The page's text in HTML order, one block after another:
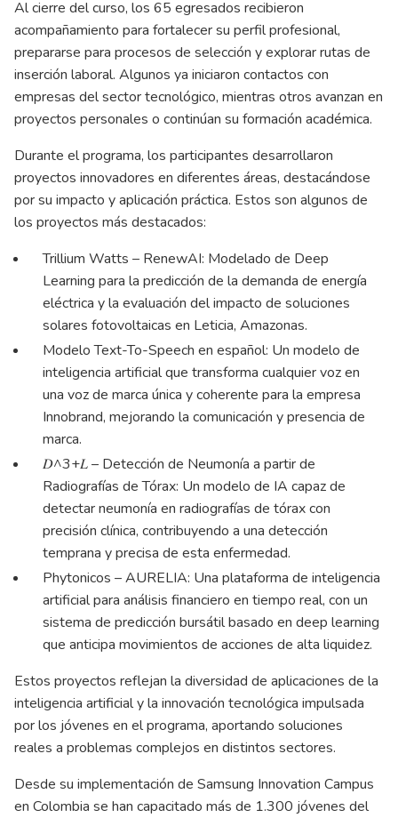
Al cierre del curso, los 65 egresados recibieron
acompañamiento para fortalecer su perfil profesional,
prepararse para procesos de selección y explorar rutas de
inserción laboral. Algunos ya iniciaron contactos con
empresas del sector tecnológico, mientras otros avanzan en
proyectos personales o continúan su formación académica.
Durante el programa, los participantes desarrollaron
proyectos innovadores en diferentes áreas, destacándose
por su impacto y aplicación práctica. Estos son algunos de
los proyectos más destacados:
Trillium Watts – RenewAI: Modelado de Deep
Learning para la predicción de la demanda de energía
eléctrica y la evaluación del impacto de soluciones
solares fotovoltaicas en Leticia, Amazonas.
Modelo Text-To-Speech en español: Un modelo de
inteligencia artificial que transforma cualquier voz en
una voz de marca única y coherente para la empresa
Innobrand, mejorando la comunicación y presencia de
marca.
𝐷^3+𝐿 – Detección de Neumonía a partir de
Radiografías de Tórax: Un modelo de IA capaz de
detectar neumonía en radiografías de tórax con
precisión clínica, contribuyendo a una detección
temprana y precisa de esta enfermedad.
Phytonicos – AURELIA: Una plataforma de inteligencia
artificial para análisis financiero en tiempo real, con un
sistema de predicción bursátil basado en deep learning
que anticipa movimientos de acciones de alta liquidez.
Estos proyectos reflejan la diversidad de aplicaciones de la
inteligencia artificial y la innovación tecnológica impulsada
por los jóvenes en el programa, aportando soluciones
reales a problemas complejos en distintos sectores.
Desde su implementación de Samsung Innovation Campus
en Colombia se han capacitado más de 1.300 jóvenes del